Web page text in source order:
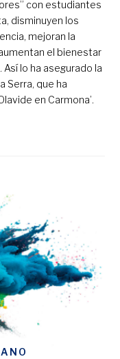
con estudiantes
disminuyen los
mejoran la
el bienestar
lo ha asegurado la
Serra, que ha
en Carmona’.